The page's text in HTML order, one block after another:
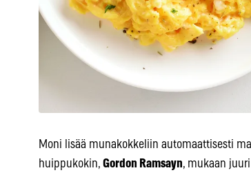
Moni lisää munakokkeliin automaattisesti
huippukokin, Gordon Ramsayn, mukaan